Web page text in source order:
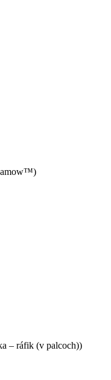
– ráfik (v palcoch))